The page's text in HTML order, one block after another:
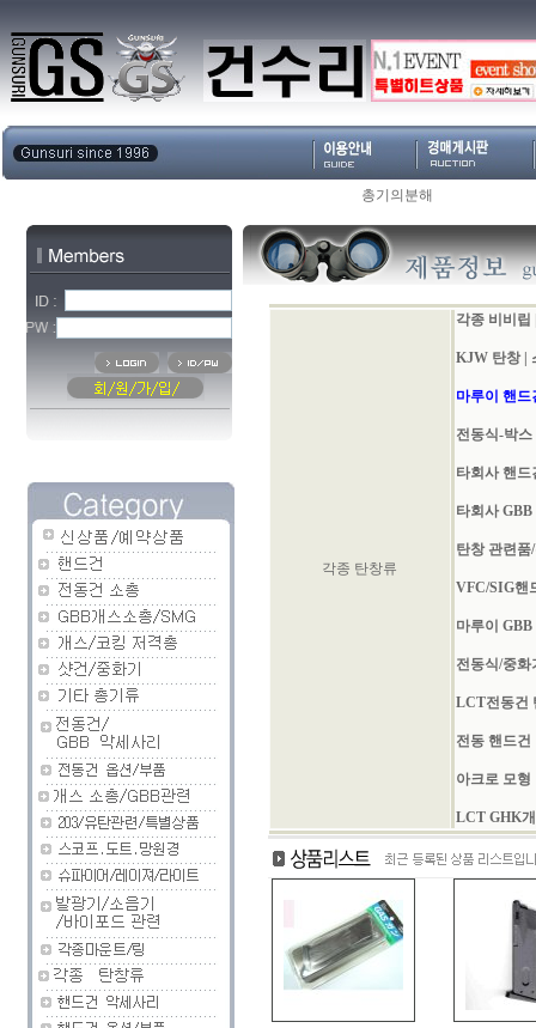
총기의분해
각종 탄창류
각종 비비립
KJW 탄창|
마루이 핸드
전동식-박스
타회사 핸드
타회사
탄창 관련품
VFC/SIG핸
마루이
전동식/중화
LCT전동건
전동 핸드건
아크로 모형
LCT GHK